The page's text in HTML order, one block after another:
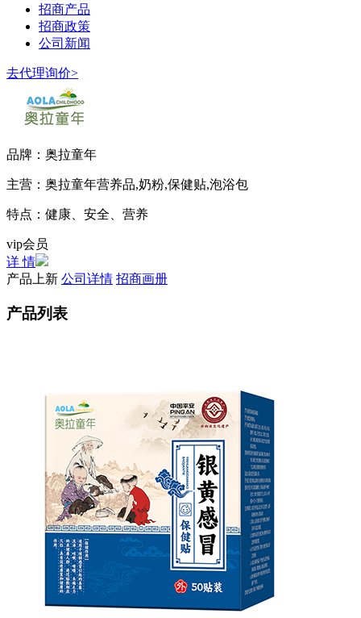
招商产品
招商政策
公司新闻
去代理询价>
品牌： 奥拉童年
主营： 奥拉童年营养品,奶粉,保健贴,泡浴包
特点： 健康、安全、营养
vip会员
详 情
产品上新 公司详情 招商画册
产品列表